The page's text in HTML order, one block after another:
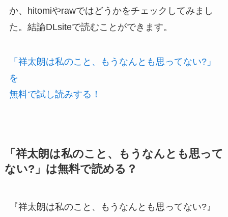
か、hitomiやrawではどうかをチェックしてみまし
た。結論DLsiteで読むことができます。
「祥太朗は私のこと、もうなんとも思ってない?」
を
無料で試し読みする！
「祥太朗は私のこと、もうなんとも思って
ない?」は無料で読める？
『祥太朗は私のこと、もうなんとも思ってない?』